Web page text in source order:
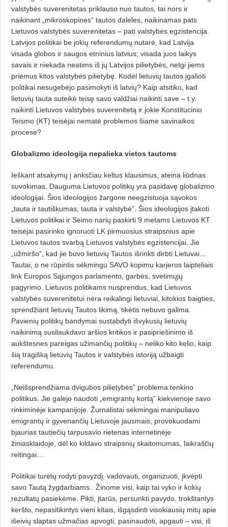
valstybės suverenitetas priklauso nuo tautos, tai nors ir
naikinant „mikroskopines” tautos daleles, naikinamas pats
Lietuvos valstybės suverenitetas – pati valstybės egzistencija.
Latvijos politikai be jokių referendumų nutarė, kad Latvija
visada globos ir saugos etninius latvius; visada juos laikys
savais ir niekada neatims iš jų Latvijos pilietybės, netgi jiems
priėmus kitos valstybės pilietybę. Kodėl lietuvių tautos įgalioti
politikai nesugebėjo pasimokyti iš latvių? Kaip atsitiko, kad
lietuvių tauta suteikė teisę savo valdžiai naikinti save – t.y.
naikinti Lietuvos valstybės suverenitetą ir jokie Konstitucinio
Teismo (KT) teisėjai nematė problemos šiame savinaikos
procese?
Globalizmo ideologija nepaliekavietos tautoms
Ieškant atsakymų į anksčiau keltus klausimus, ateina liūdnas
suvokimas. Dauguma Lietuvos politikų yra pasidavę globalizmo
ideologijai. Šios ideologijos žargone neegzistuoja sąvokos
„tauta ir tautiškumas; tauta ir valstybė”. Šios ideologijos įtakoti
Lietuvos politikai ir Seimo narių paskirti 9 metams Lietuvos KT
teisėjai pasirinko ignoruoti LK pirmuosius straipsnius apie
Lietuvos tautos svarbą Lietuvos valstybės egzistencijai. Jie
„užmiršo”, kad jie buvo lietuvių Tautos išrinkti dirbti Lietuvai…
Tautai, o ne rūpintis sėkmingu SAVO kopimu karjeros laipteliais
link Europos Sąjungos parlamento, garbės, svetimųjų
pagyrimo. Lietuvos politikams nusprendus, kad Lietuvos
valstybės suverenitetui nėra reikalingi lietuviai, kitokios baigties,
sprendžiant lietuvių Tautos likimą, tikėtis nebuvo galima.
Pavienių politikų bandymai sustabdyti išvykusių lietuvių
naikinimą susilaukdavo aršios kritikos ir pasipriešinimo iš
aukštesnes pareigas užimančių politikų – neliko kito kelio, kaip
šią tragišką lietuvių Tautos ir valstybės istoriją užbaigti
referendumu.
„Neišsprendžiama dvigubos pilietybės” problema tenkino
politikus. Jie galėjo naudoti „emigrantų kortą” kiekvienoje savo
rinkiminėje kampanijoje. Žurnalistai sėkmingai manipuliavo
emigrantų ir gyvenančių Lietuvoje jausmais, provokuodami
bjaurias tautiečių tarpusavio rietenas internetinėje
žiniasklaidoje, dėl ko kildavo straipsnių skaitomumas, laikraščių
reitingai…
Politikai turėtų rodyti pavyzdį, vadovauti, organizuoti, įkvėpti
savo Tautą žygdarbiams.
Žinome visi, kaip tai vyko ir kokių
rezultatų pasiekėme. Pikti, įtarūs, persunkti pavydo, trokštantys
keršto, nepasitikintys vieni kitais, išgąsdinti visokiausių mitų apie
išeivių slaptas užmačias apvogti, pasinaudoti, apgauti – visi, iš